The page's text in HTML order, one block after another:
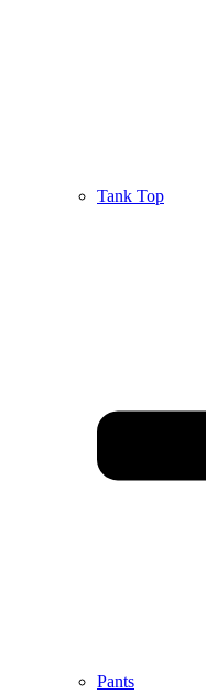
Tank Top
Pants